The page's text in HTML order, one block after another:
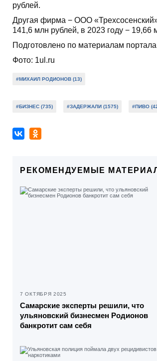
рублей.
Другая фирма − ООО
141,6 млн рублей, в 2023 году − 19,66
Подготовлено по материалам портала
Фото: 1ul.ru
#МИХАИЛ РОДИОНОВ (13)
#БИЗНЕС (735) #ЗАДЕРЖАЛИ (1575) #ПИВО
РЕКОМЕНДУЕМЫЕ
7 ОКТЯБРЯ 2025
Самарские эксперты решили, что
ульяновский бизнесмен Родионов
банкротит сам себя